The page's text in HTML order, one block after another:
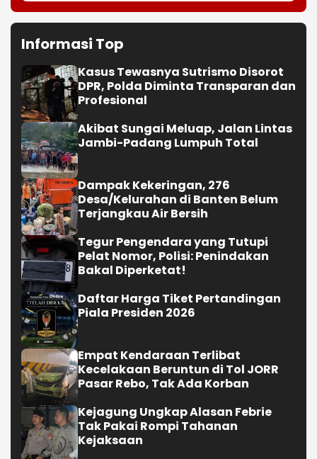
Informasi Top
Kasus Tewasnya Sutrismo Disorot
DPR, Polda Diminta Transparan dan
Profesional
Akibat Sungai Meluap, Jalan Lintas
Jambi-Padang Lumpuh Total
Dampak Kekeringan, 276
Desa/Kelurahan di Banten Belum
Terjangkau Air Bersih
Tegur Pengendara yang Tutupi
Pelat Nomor, Polisi: Penindakan
Bakal Diperketat!
Daftar Harga Tiket Pertandingan
Piala Presiden 2026
Empat Kendaraan Terlibat
Kecelakaan Beruntun di Tol JORR
Pasar Rebo, Tak Ada Korban
Kejagung Ungkap Alasan Febrie
Tak Pakai Rompi Tahanan
Kejaksaan